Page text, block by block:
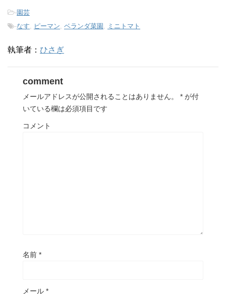
-園芸
-なす, ピーマン, ベランダ菜園 , ミニトマト
執筆者： ひさぎ
comment
メールアドレスが公開されることはありません。 * が付
いている欄は必須項目です
コメント
名前 *
メール *